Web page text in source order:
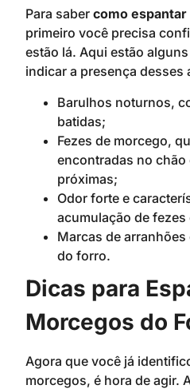
Para saber como
primeiro você precisa
estão lá. Aqui estão
indicar a presença desses
Barulhos noturnos,
batidas;
Fezes de morcego,
encontradas no
próximas;
Odor forte e
acumulação de fezes
Marcas de
do forro.
Dicas para
Morcegos do
Agora que você já
morcegos, é hora de agir.